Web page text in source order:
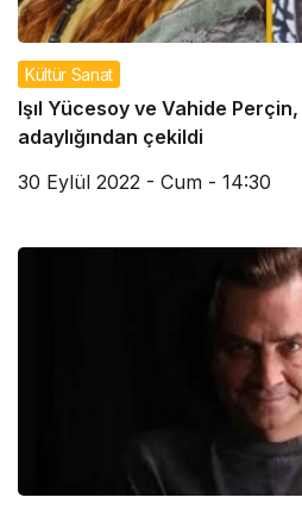
Kültür Sanat
Işıl Yücesoy ve Vahide Perçin,
adaylığından çekildi
30 Eylül 2022 - Cum - 14:30